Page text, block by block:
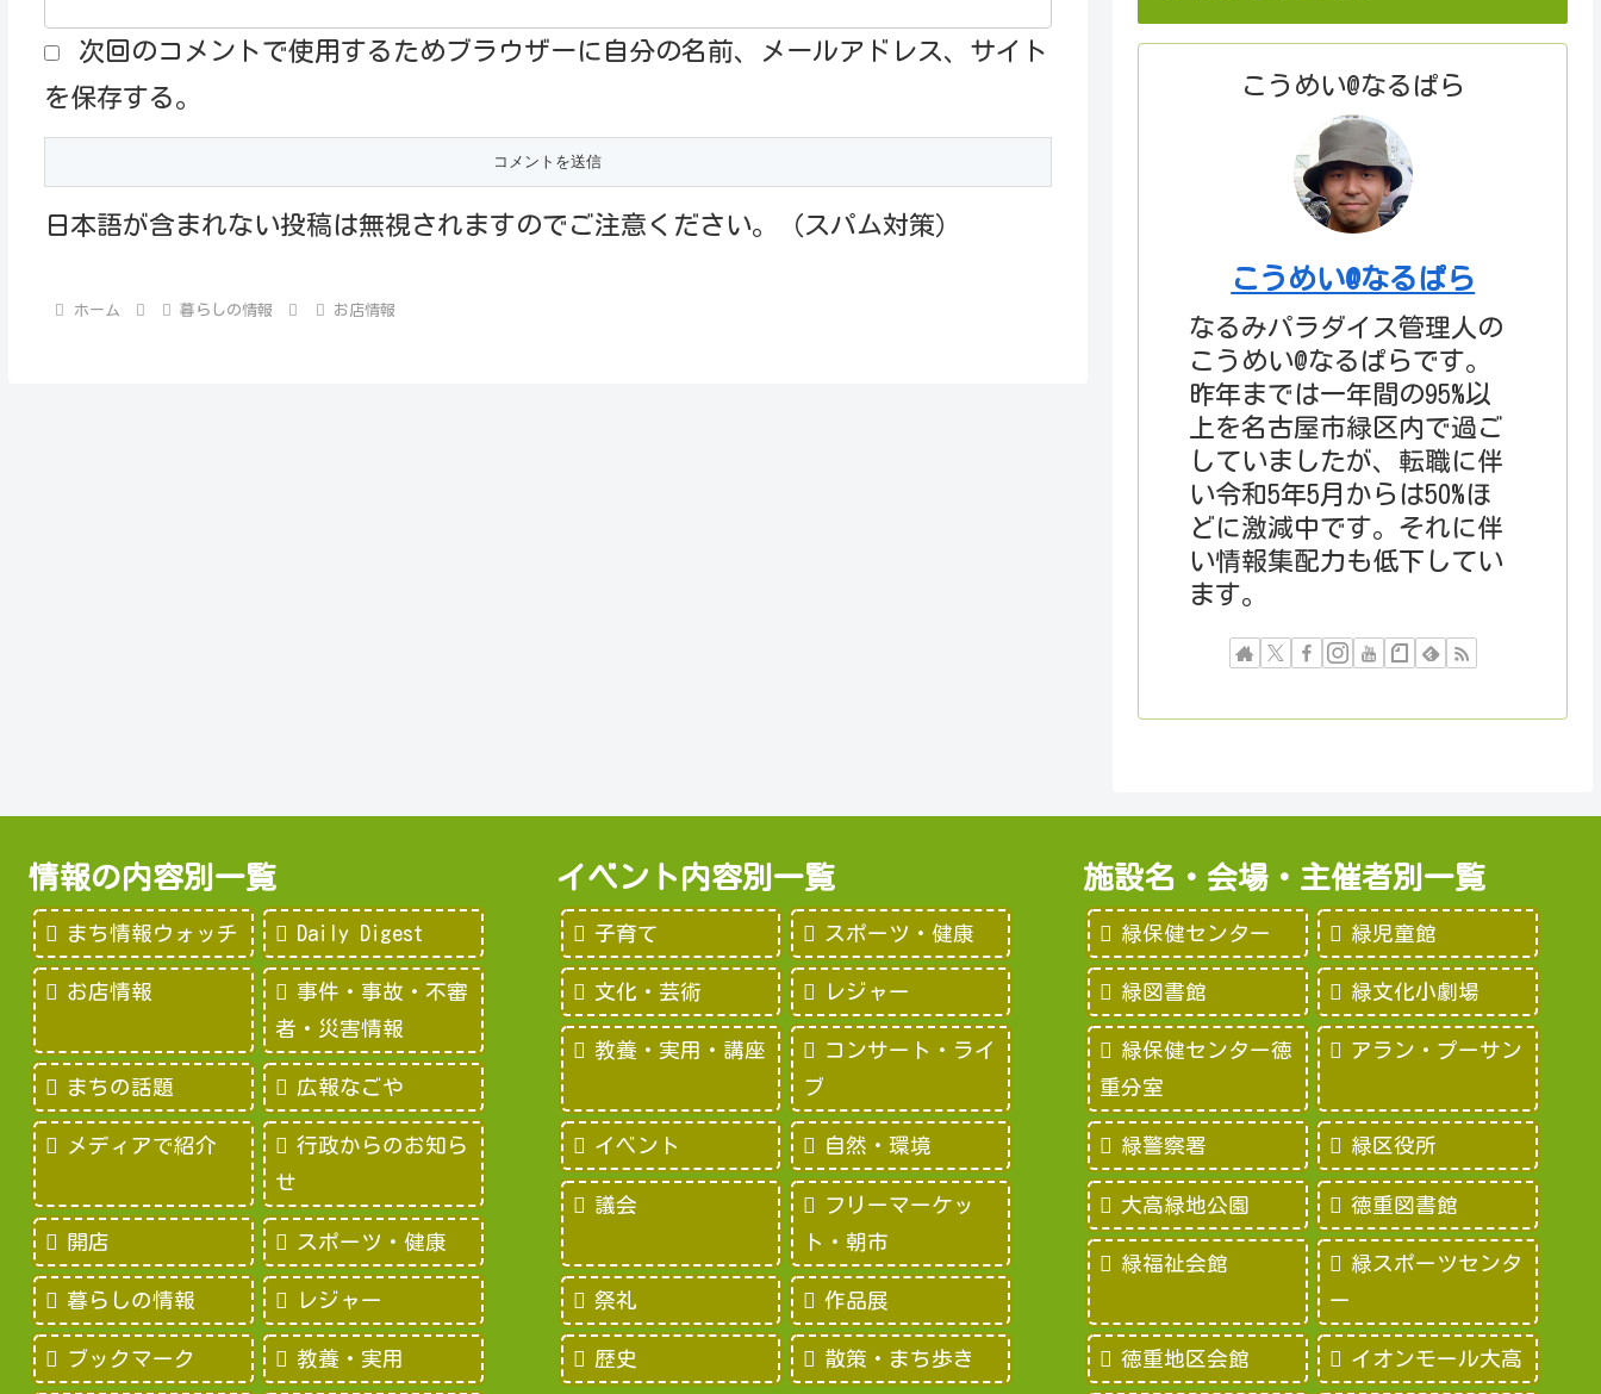
次回のコメントで使用するためブラウザーに自分の名前、メールアドレス、サイト
を保存する。
日本語が含まれない投稿は無視されますのでご注意ください。（スパム対策）
ホーム 暮らしの情報 お店情報
こうめい@なるぱら
こうめい@なるぱら
なるみパラダイス管理人の
こうめい@なるぱらです。
昨年までは一年間の95%以
上を名古屋市緑区内で過ご
していましたが、転職に伴
い令和5年5月からは50%ほ
どに激減中です。それに伴
い情報集配力も低下してい
ます。
情報の内容別一覧
まち情報ウォッチ Daily Digest
お店情報
事件・事故・不審
者・災害情報
まちの話題 広報なごや
メディアで紹介
行政からのお知ら
せ
開店 スポーツ・健康
暮らしの情報 レジャー
ブックマーク 教養・実用
イベント内容別一覧
子育て スポーツ・健康
文化・芸術 レジャー
教養・実用・講座
コンサート・ライ
ブ
イベント 自然・環境
議会
フリーマーケッ
ト・朝市
祭礼 作品展
歴史 散策・まち歩き
施設名・会場・主催者別一覧
緑保健センター 緑児童館
緑図書館 緑文化小劇場
緑保健センター徳
重分室
アラン・プーサン
緑警察署 緑区役所
大高緑地公園 徳重図書館
緑福祉会館
緑スポーツセンタ
ー
徳重地区会館 イオンモール大高